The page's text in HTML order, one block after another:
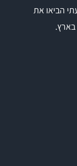
הביאו את
בארץ.